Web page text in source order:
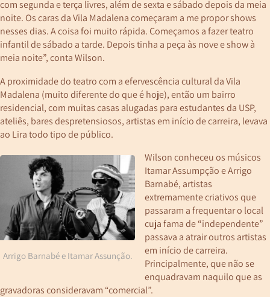
com segunda e terça livres, além de sexta e sábado depois da meia
noite. Os caras da Vila Madalena começaram a me propor shows
nesses dias. A coisa foi muito rápida. Começamos a fazer teatro
infantil de sábado a tarde. Depois tinha a peça às nove e show à
meia noite”, conta Wilson.
A proximidade do teatro com a efervescência cultural da Vila
Madalena (muito diferente do que é hoje), então um bairro
residencial, com muitas casas alugadas para estudantes da USP,
ateliês, bares despretensiosos, artistas em início de carreira, levava
ao Lira todo tipo de público.
Arrigo Barnabé e Itamar Assunção.
Wilson conheceu os músicos
Itamar Assumpção e Arrigo
Barnabé, artistas
extremamente criativos que
passaram a frequentar o local
cuja fama de “independente”
passava a atrair outros artistas
em início de carreira.
Principalmente, que não se
enquadravam naquilo que as
gravadoras consideravam “comercial”.